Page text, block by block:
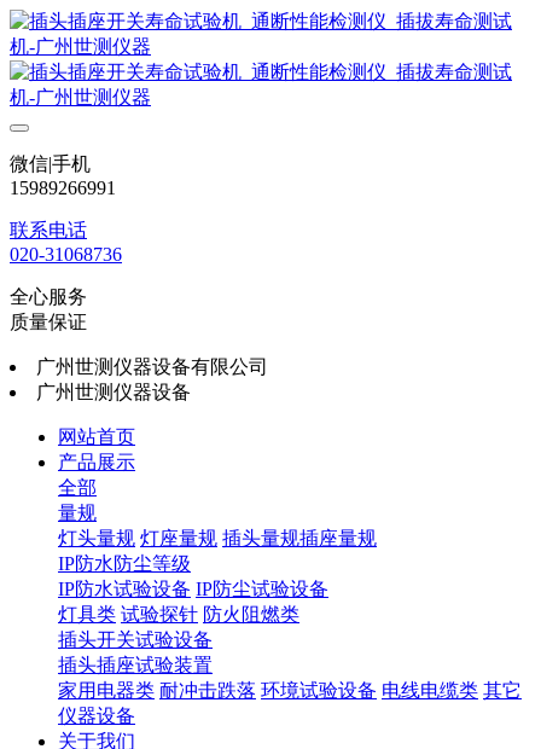
微信|手机
15989266991
联系电话
020-31068736
全心服务
质量保证
广州世测仪器设备有限公司
广州世测仪器设备
网站首页
产品展示
全部
量规
灯头量规 灯座量规 插头量规插座量规
IP防水防尘等级
IP防水试验设备 IP防尘试验设备
灯具类 试验探针 防火阻燃类
插头开关试验设备
插头插座试验装置
家用电器类 耐冲击跌落 环境试验设备 电线电缆类 其它
仪器设备
关于我们